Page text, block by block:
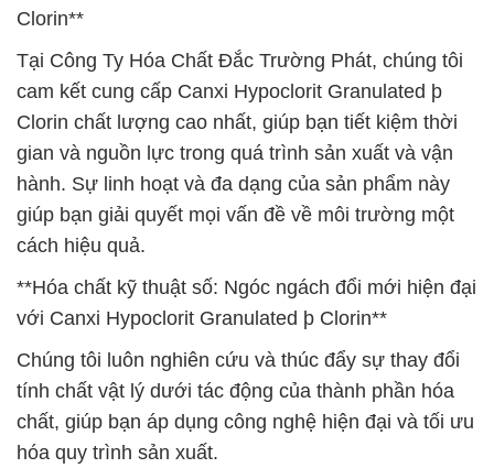
Clorin**
Tại Công Ty Hóa Chất Đắc Trường Phát, chúng tôi
cam kết cung cấp Canxi Hypoclorit Granulated þ
Clorin chất lượng cao nhất, giúp bạn tiết kiệm thời
gian và nguồn lực trong quá trình sản xuất và vận
hành. Sự linh hoạt và đa dạng của sản phẩm này
giúp bạn giải quyết mọi vấn đề về môi trường một
cách hiệu quả.
**Hóa chất kỹ thuật số: Ngóc ngách đổi mới hiện đại
với Canxi Hypoclorit Granulated þ Clorin**
Chúng tôi luôn nghiên cứu và thúc đẩy sự thay đổi
tính chất vật lý dưới tác động của thành phần hóa
chất, giúp bạn áp dụng công nghệ hiện đại và tối ưu
hóa quy trình sản xuất.